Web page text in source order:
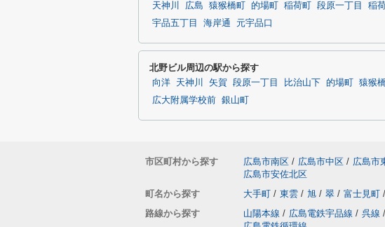
天神川 広島 猿猴橋町 的場町 稲荷町 段原一丁目 稲荷
宇品五丁目
海岸通 元宇品口
北野ビル周辺の駅から探す
向洋 天神川 矢賀 段原一丁目 比治山下 的場町 猿猴橋
広大附属学校前 銀山町
市区町村から探す 広島市南区 / 広島市中区 / 広島市
広島市安佐北区
町名から探す
大手町 / 東雲 / 旭 / 翠 / 富士見町 /
路線から探す
山陽本線 / 広島電鉄宇品線 / 呉線 /